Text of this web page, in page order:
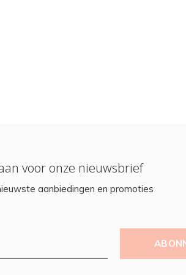
voor onze nieuwsbrief
aanbiedingen en promoties